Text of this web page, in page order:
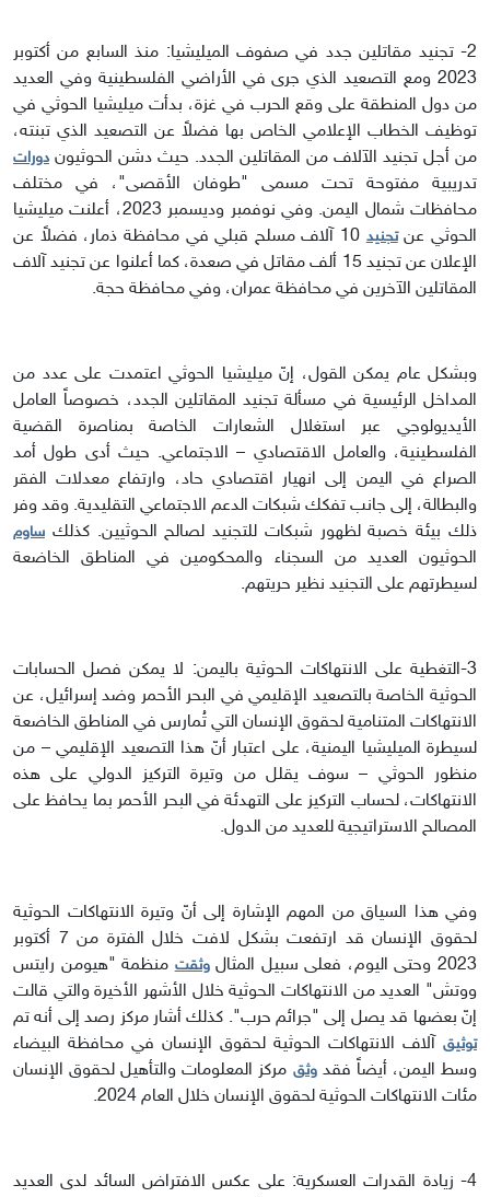
2- تجنيد مقاتلين جدد في صفوف الميليشيا:
منذ السابع من أكتوبر
2023 ومع التصعيد الذي جرى في الأراضي الفلسطينية وفي العديد
من دول المنطقة على وقع الحرب في غزة، بدأت ميليشيا الحوثي في
توظيف الخطاب الإعلامي الخاص بها فضلاً عن التصعيد الذي تبنته،
من أجل تجنيد الآلاف من المقاتلين الجدد. حيث دشن الحوثيون دورات
تدريبية مفتوحة تحت مسمى "طوفان الأقصى"، في مختلف
محافظات شمال اليمن. وفي نوفمبر وديسمبر 2023، أعلنت ميليشيا
الحوثي عنتجنيد
10 آلاف مسلح قبلي في محافظة ذمار، فضلاً عن
الإعلان عن تجنيد 15 ألف مقاتل في صعدة، كما أعلنوا عن تجنيد آلاف
المقاتلين الآخرين في محافظة عمران، وفي محافظة حجة.
وبشكل عام يمكن القول، إنّ ميليشيا الحوثي اعتمدت على عدد من
المداخل الرئيسية في مسألة تجنيد المقاتلين الجدد، خصوصاً العامل
الأيديولوجي عبر استغلال الشعارات الخاصة بمناصرة القضية
الفلسطينية، والعامل الاقتصادي – الاجتماعي. حيث أدى طول أمد
الصراع في اليمن إلى انهيار اقتصادي حاد، وارتفاع معدلات الفقر
والبطالة، إلى جانب تفكك شبكات الدعم الاجتماعي التقليدية. وقد وفر
ذلك بيئة خصبة لظهور شبكات للتجنيد لصالح الحوثيين. كذلك ساوم
الحوثيون العديد من السجناء والمحكومين في المناطق الخاضعة
لسيطرتهم على التجنيد نظير حريتهم.
3-التغطية على الانتهاكات الحوثية باليمن:
لا يمكن فصل الحسابات
الحوثية الخاصة بالتصعيد الإقليمي في البحر الأحمر وضد إسرائيل، عن
الانتهاكات المتنامية لحقوق الإنسان التي تُمارس في المناطق الخاضعة
لسيطرة الميليشيا اليمنية، على اعتبار أنّ هذا التصعيد الإقليمي – من
منظور الحوثي – سوف يقلل من وتيرة التركيز الدولي على هذه
الانتهاكات، لحساب التركيز على التهدئة في البحر الأحمر بما يحافظ على
المصالح الاستراتيجية للعديد من الدول.
وفي هذا السياق من المهم الإشارة إلى أنّ وتيرة الانتهاكات الحوثية
لحقوق الإنسان قد ارتفعت بشكل لافت خلال الفترة من 7 أكتوبر
2023 وحتى اليوم، فعلى سبيل المثال
وثقتمنظمة "هيومن رايتس
ووتش" العديد من الانتهاكات الحوثية خلال الأشهر الأخيرة والتي قالت
إنّ بعضها قد يصل إلى "جرائم حرب". كذلك أشار مركز رصد إلى أنه تم
توثيق آلاف الانتهاكات الحوثية لحقوق الإنسان في محافظة البيضاء
وسط اليمن، أيضاً فقدوثق مركز المعلومات والتأهيل لحقوق الإنسان
مئات الانتهاكات الحوثية لحقوق الإنسان خلال العام 2024.
4- زيادة القدرات العسكرية:
على عكس الافتراض السائد لدى العديد